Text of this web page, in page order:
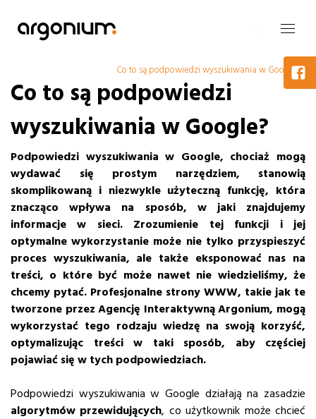
Co to są podpowiedzi wyszukiwania w Google?
Co to są podpowiedzi
wyszukiwania w Google?
Podpowiedzi wyszukiwania w Google, chociaż mogą
wydawać się prostym narzędziem, stanowią
skomplikowaną i niezwykle użyteczną funkcję, która
znacząco wpływa na sposób, w jaki znajdujemy
informacje w sieci.Zrozumienie tej funkcji i jej
optymalne wykorzystanie może nie tylko przyspieszyć
proces wyszukiwania, ale także eksponować nas na
treści, o które być może nawet nie wiedzieliśmy, że
chcemy pytać. Profesjonalne strony WWW, takie jak te
tworzone przez Agencję Interaktywną Argonium, mogą
wykorzystać tego rodzaju wiedzę na swoją korzyść,
optymalizując treści w taki sposób, aby częściej
pojawiać się w tych podpowiedziach.
Podpowiedzi wyszukiwania w Google działają na zasadzie
algorytmów przewidujących, co użytkownik może chcieć